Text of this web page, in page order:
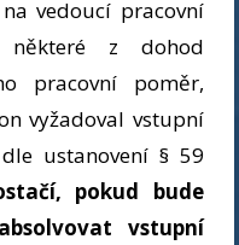
vedoucí pracovní
některé z dohod
pracovní poměr,
vyžadoval vstupní
ustanovení § 59
pokud bude
vstupní